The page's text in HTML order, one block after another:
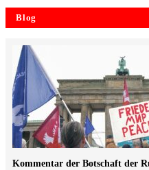
Blog
Kommentar der Botschaft der